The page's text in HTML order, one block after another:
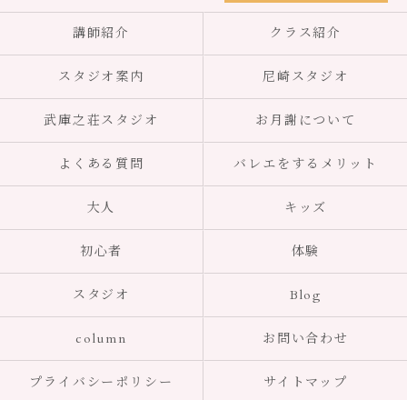
講師紹介 クラス紹介
スタジオ案内 尼崎スタジオ
武庫之荘スタジオ お月謝について
よくある質問 バレエをするメリット
大人 キッズ
初心者 体験
スタジオ Blog
column お問い合わせ
プライバシーポリシー サイトマップ